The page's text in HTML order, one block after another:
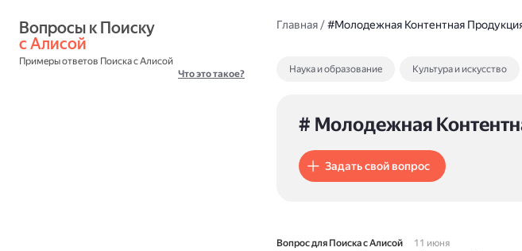
с Алисой
Примеры ответов Поиска с Алисой
Что это такое?
Главная/#Молодежная Контентная
Наука и образование Культура и искусство
# Молодежная
Задать свой вопрос
Вопрос для Поиска с Алисой
11 июня